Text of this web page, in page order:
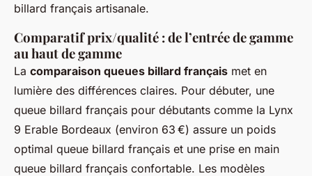
billard français artisanale.
Comparatif prix/qualité : de l’entrée de gamme
au haut de gamme
La comparaison queues billard français met en
lumière des différences claires. Pour débuter, une
queue billard français pour débutants comme la Lynx
9 Erable Bordeaux (environ 63 €) assure un poids
optimal queue billard français et une prise en main
queue billard français confortable. Les modèles